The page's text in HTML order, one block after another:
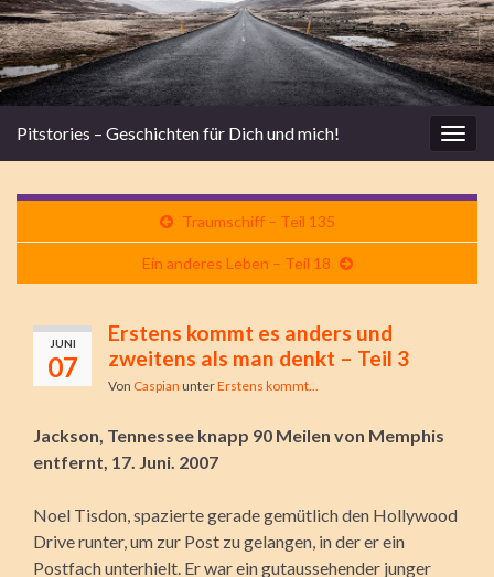
Pitstories – Geschichten für Dich und mich!
Traumschiff – Teil 135
Ein anderes Leben – Teil 18
JUNI
07
Erstens kommt es anders und
zweitens als man denkt – Teil 3
Von Caspian unterErstens kommt...
Jackson, Tennessee knapp 90 Meilen von Memphis
entfernt, 17. Juni. 2007
Noel Tisdon, spazierte gerade gemütlich den Hollywood
Drive runter, um zur Post zu gelangen, in der er ein
Postfach unterhielt. Er war ein gutaussehender junger